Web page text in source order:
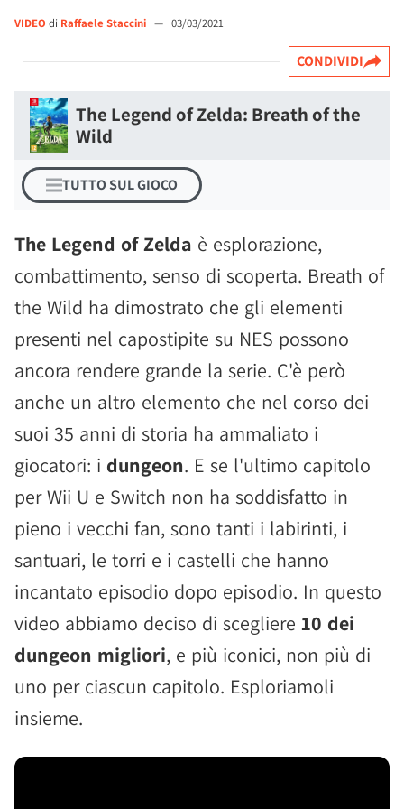
VIDEO di Raffaele Staccini — 03/03/2021
CONDIVIDI
The Legend of Zelda: Breath of the
Wild
TUTTO SUL GIOCO
The Legend of Zelda è esplorazione,
combattimento, senso di scoperta. Breath of
the Wild ha dimostrato che gli elementi
presenti nel capostipite su NES possono
ancora rendere grande la serie. C'è però
anche un altro elemento che nel corso dei
suoi 35 anni di storia ha ammaliato i
giocatori: i dungeon. E se l'ultimo capitolo
per Wii U e Switch non ha soddisfatto in
pieno i vecchi fan, sono tanti i labirinti, i
santuari, le torri e i castelli che hanno
incantato episodio dopo episodio. In questo
video abbiamo deciso di scegliere 10 dei
dungeon migliori, e più iconici, non più di
uno per ciascun capitolo. Esploriamoli
insieme.